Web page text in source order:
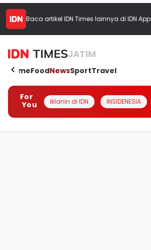
Baca artikel IDN Times lainnya di IDN App
JATIM
HomeFoodNewsSportTravel
For
You
Iklanin di IDN INSIDENESIA